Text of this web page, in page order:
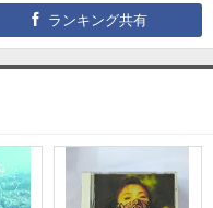
ランキング共有